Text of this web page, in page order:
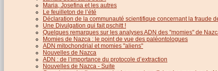
Maria, Josefina et les autres
Le feuilleton de l’été
Déclaration de la communauté scientifique concernant la fraude
Une Divulgation qui fait pschitt !
Quelques remarques sur les analyses ADN des "momies" de
Momies de Nazca : le point de vue des paléontologues
ADN mitochondrial et momies "aliens"
Nouvelles de Nazca
ADN : de l’importance du protocole d’extraction
Nouvelles de Nazca - Suite